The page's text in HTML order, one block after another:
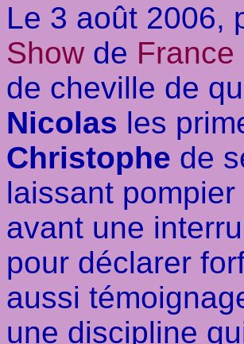
Le 3 août 2006,
Show de France
de cheville de
Nicolas les
Christophe de
laissant
avant une
pour déclarer
aussi
une discipline